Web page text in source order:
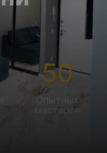
50
Опытных
мастеров